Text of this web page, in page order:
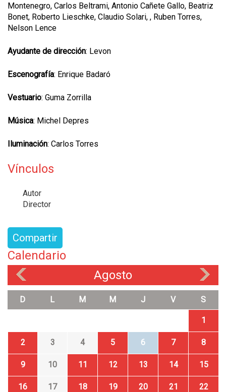
Montenegro, Carlos Beltrami, Antonio Cañete Gallo, Beatriz
Bonet, Roberto Lieschke, Claudio Solari, , Ruben Torres,
Nelson Lence
Ayudante de dirección: Levon
Escenografía: Enrique Badaró
Vestuario: Guma Zorrilla
Música: Michel Depres
Iluminación: Carlos Torres
Vínculos
Autor
Director
Compartir
Calendario
Agosto
D L M M J V S
1
2 3 4 5 6 7 8
9 10 11 12 13 14 15
16 17 18 19 20 21 22